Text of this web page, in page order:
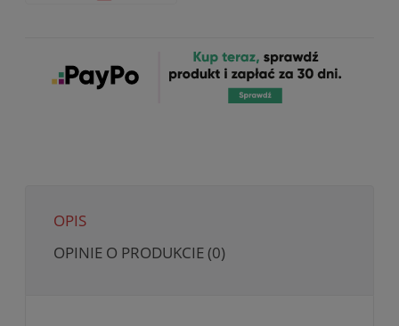
OPIS
OPINIE O PRODUKCIE (0)